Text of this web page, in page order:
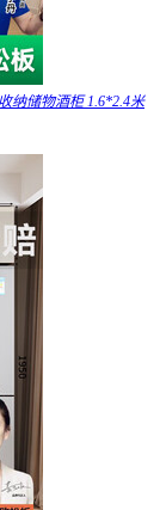
纳储物酒柜 1.6*2.4米